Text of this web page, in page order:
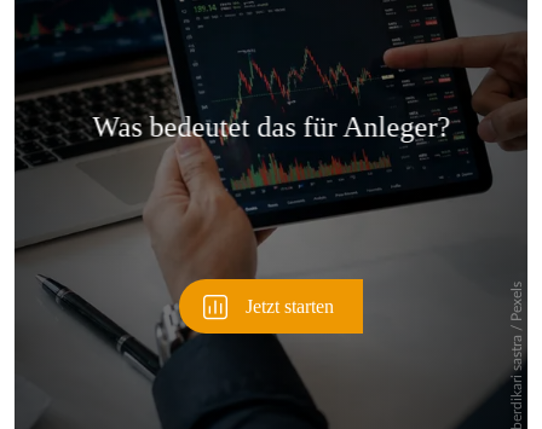
Überspringen